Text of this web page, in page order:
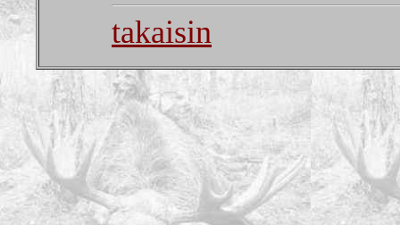
takaisin